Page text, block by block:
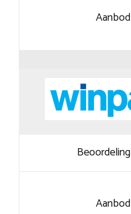
Aanbod
Beoordeling
Aanbod